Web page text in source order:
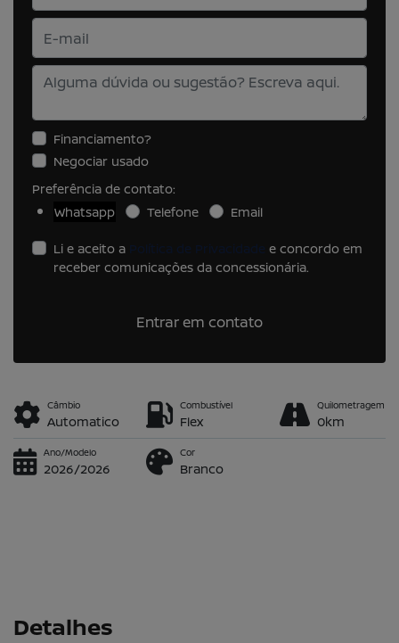
Financiamento?
Negociar usado
Preferência de contato:
Whatsapp
Telefone Email
Li e aceito a Política de Privacidade e concordo em
receber comunicações da concessionária.
Entrar em contato
Câmbio
Automatico
Combustível
Flex
Quilometragem
0km
Ano/Modelo
2026/2026
Cor
Branco
Detalhes